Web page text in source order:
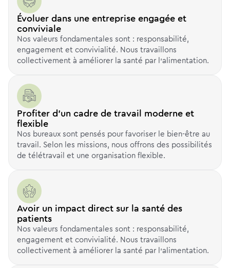
Évoluer dans une entreprise engagée et
conviviale
Nos valeurs fondamentales sont : responsabilité,
engagement et convivialité. Nous travaillons
collectivement à améliorer la santé par l’alimentation.
Profiter d'un cadre de travail moderne et
flexible
Nos bureaux sont pensés pour favoriser le bien-être au
travail. Selon les missions, nous offrons des possibilités
de télétravail et une organisation flexible.
Avoir un impact direct sur la santé des
patients
Nos valeurs fondamentales sont : responsabilité,
engagement et convivialité. Nous travaillons
collectivement à améliorer la santé par l’alimentation.